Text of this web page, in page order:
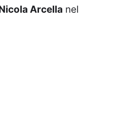
Arcella nel